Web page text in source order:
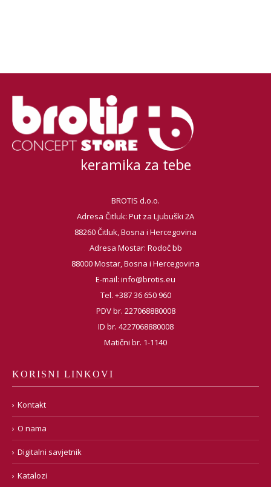
keramika za tebe
BROTIS d.o.o.
Adresa Čitluk: Put za Ljubuški 2A
88260 Čitluk, Bosna i Hercegovina
Adresa Mostar: Rodoč bb
88000 Mostar, Bosna i Hercegovina
E-mail: info@brotis.eu
Tel. +387 36 650 960
PDV br. 227068880008
ID br. 4227068880008
Matični br. 1-1140
KORISNI LINKOVI
Kontakt
O nama
Digitalni savjetnik
Katalozi